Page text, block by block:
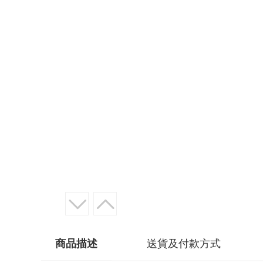
商品描述 送貨及付款方式